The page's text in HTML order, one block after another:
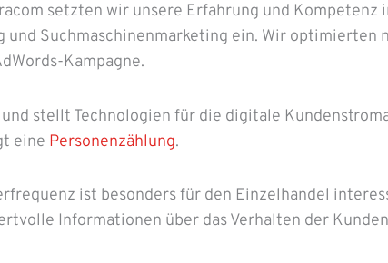
setzten wir unsere Erfahrung und Kompetenz
und Suchmaschinenmarketing ein. Wir optimierten
Kampagne.
stellt Technologien für die digitale
eine Personenzählung.
ist besonders für den Einzelhandel
Informationen über das Verhalten der